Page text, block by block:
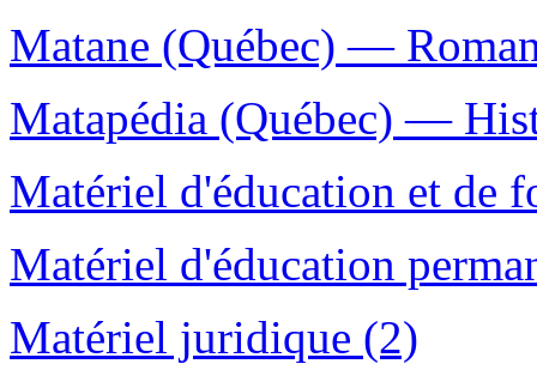
Matane (Québec) —
Matapédia (Québec) —
Matériel d'éducation et de
Matériel d'éducation
Matériel juridique (2)